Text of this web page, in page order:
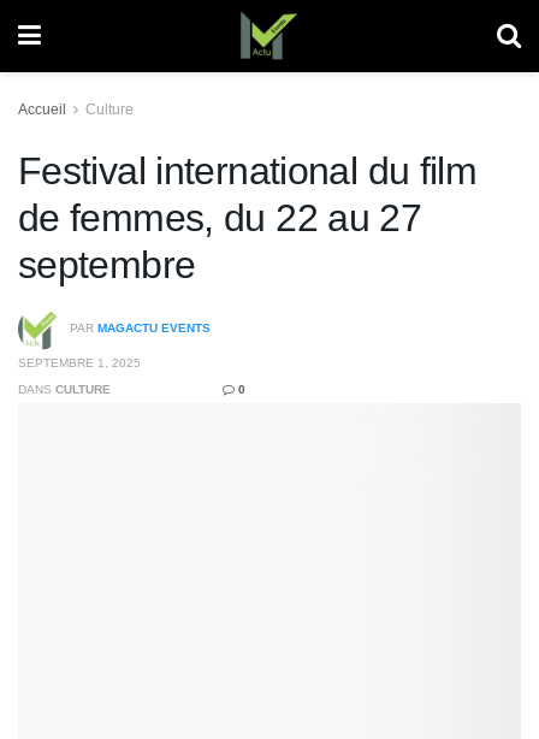
Accueil Culture
Festival international du film
de femmes, du 22 au 27
septembre
PAR MAGACTU EVENTS
SEPTEMBRE 1, 2025
DANS CULTURE 0